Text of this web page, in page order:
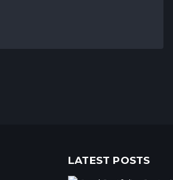
LATEST POSTS